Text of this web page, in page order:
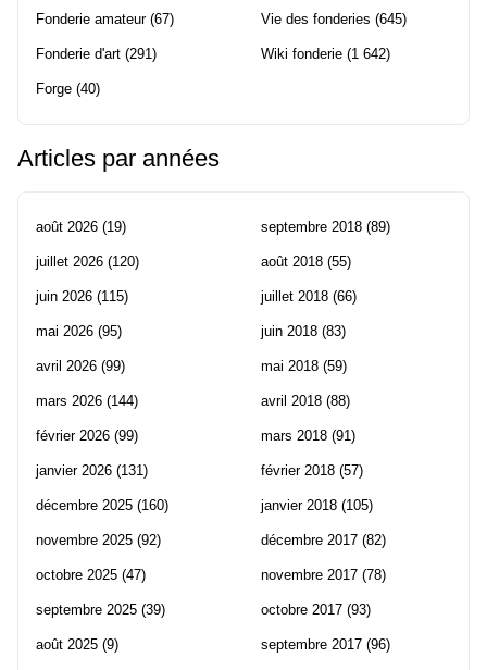
Fonderie amateur(67)
Fonderie d'art (291)
Forge (40)
Vie des fonderies (645)
Wiki fonderie (1 642)
Articles par années
août 2026 (19)
juillet 2026 (120)
juin 2026 (115)
mai 2026 (95)
avril 2026 (99)
mars 2026 (144)
février 2026 (99)
janvier 2026 (131)
décembre 2025 (160)
novembre 2025 (92)
octobre 2025 (47)
septembre 2025 (39)
août 2025 (9)
septembre 2018 (89)
août 2018 (55)
juillet 2018 (66)
juin 2018 (83)
mai 2018 (59)
avril 2018 (88)
mars 2018 (91)
février 2018 (57)
janvier 2018 (105)
décembre 2017 (82)
novembre 2017 (78)
octobre 2017 (93)
septembre 2017 (96)